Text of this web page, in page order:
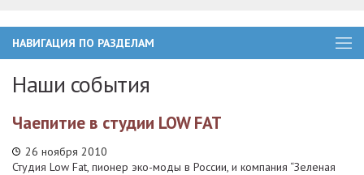
НАВИГАЦИЯ ПО РАЗДЕЛАМ
Наши события
Чаепитие в студии LOW FAT
26 ноября 2010
Студия Low Fat, пионер эко-моды в России, и компания “Зеленая